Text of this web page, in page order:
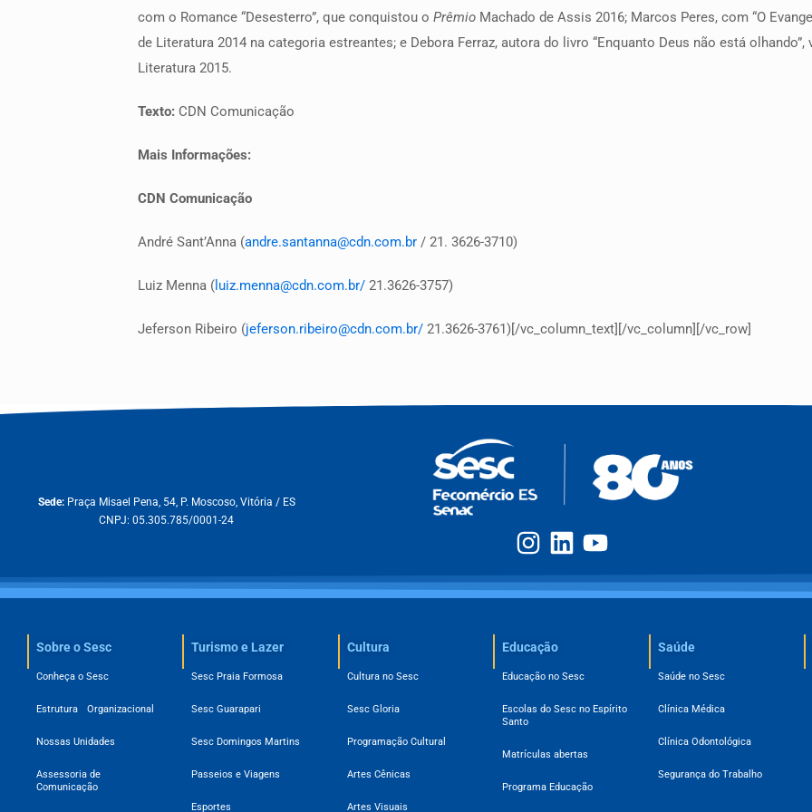
com o Romance “Desesterro”, que conquistou o Prêmio Machado de Assis 2016; Marcos Peres, com “O
de Literatura 2014 na categoria estreantes; e Debora Ferraz, autora do livro “Enquanto Deus não está
Literatura 2015.
Texto: CDN Comunicação
Mais Informações:
CDN Comunicação
André Sant’Anna (andre.santanna@cdn.com.br / 21. 3626-3710)
Luiz Menna ( luiz.menna@cdn.com.br/ 21.3626-3757)
Jeferson Ribeiro (jeferson.ribeiro@cdn.com.br/ 21.3626-3761)[/vc_column_text][/vc_column][/vc_row]
Sede: Praça Misael Pena, 54, P. Moscoso, Vitória / ES
CNPJ: 05.305.785/0001-24
Sobre o Sesc​
Conheça o Sesc
Estrutura Organizacional
Nossas Unidades
Assessoria de
Comunicação
Turismo e Lazer
Sesc Praia Formosa
Sesc Guarapari
Sesc Domingos Martins
Passeios e Viagens
Esportes
Cultura
Cultura no Sesc
Sesc Gloria
Programação Cultural
Artes Cênicas
Artes Visuais
Educação
Educação no Sesc
Escolas do Sesc no Espírito
Santo
Matrículas abertas
Programa Educação
Saúde
Saúde no Sesc
Clínica Médica
Clínica Odontológica
Segurança do Trabalho